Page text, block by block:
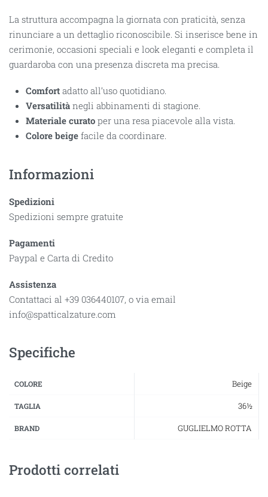
La struttura accompagna la giornata con praticità, senza
rinunciare a un dettaglio riconoscibile. Si inserisce bene in
cerimonie, occasioni speciali e look eleganti e completa il
guardaroba con una presenza discreta ma precisa.
Comfort adatto all’uso quotidiano.
Versatilità negli abbinamenti di stagione.
Materiale curato per una resa piacevole alla vista.
Colore beige facile da coordinare.
Informazioni
Spedizioni
Spedizioni sempre gratuite
Pagamenti
Paypal e Carta di Credito
Assistenza
Contattaci al +39 036440107, o via email
info@spatticalzature.com
Specifiche
COLORE Beige
TAGLIA 36½
BRAND GUGLIELMO ROTTA
Prodotti correlati